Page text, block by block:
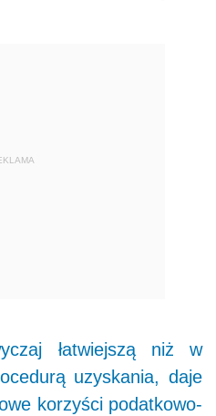
łatwiejszą niż w
uzyskania, daje
korzyści podatkowo-